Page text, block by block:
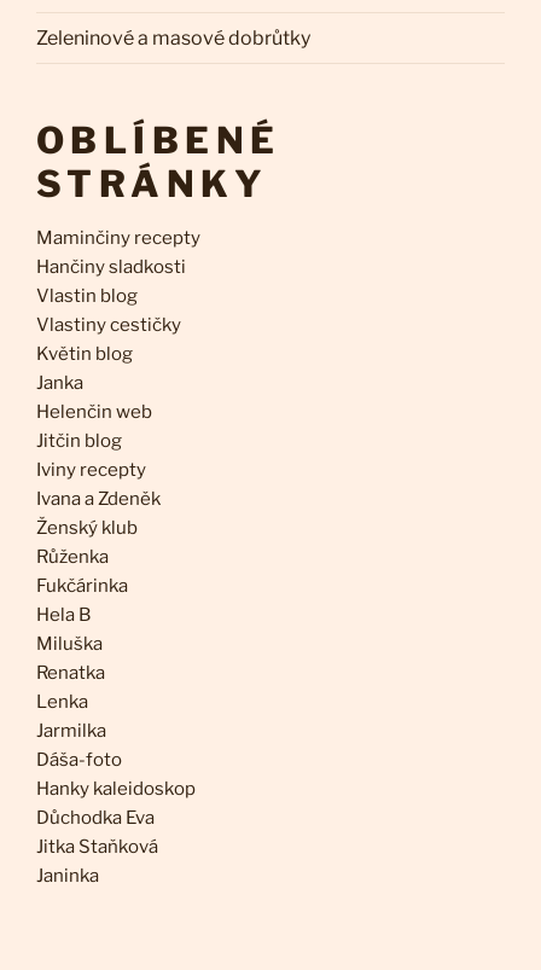
Zeleninové a masové dobrůtky
OBLÍBENÉ
STRÁNKY
Maminčiny recepty
Hančiny sladkosti
Vlastin blog
Vlastiny cestičky
Květin blog
Janka
Helenčin web
Jitčin blog
Iviny recepty
Ivana a Zdeněk
Ženský klub
Růženka
Fukčárinka
Hela B
Miluška
Renatka
Lenka
Jarmilka
Dáša-foto
Hanky kaleidoskop
Důchodka Eva
Jitka Staňková
Janinka